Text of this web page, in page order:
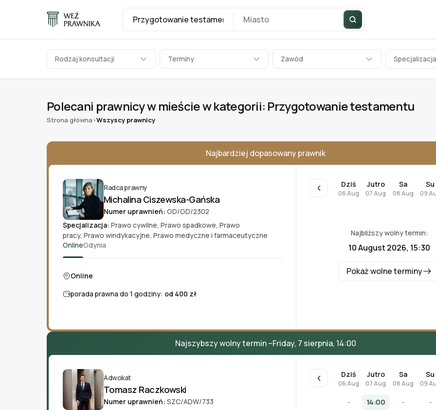
Rodzaj konsultacji Terminy Zawód Specjalizacja
Polecani prawnicy w mieście w kategorii: Przygotowanie testamentu
Strona główna>Wszyscy prawnicy
Najbardziej dopasowany prawnik
Radca prawny
Michalina Ciszewska-Gańska
Numer uprawnień: GD/GD/2302
Specjalizacja: Prawo cywilne, Prawo spadkowe, Prawo
pracy, Prawo windykacyjne, Prawo medyczne i farmaceutyczne
OnlineGdynia
Online
porada prawna do 1 godziny: od 400 zł
Najbliższy wolny termin:
10 August 2026, 15:30
Pokaż wolne terminy
Dziś
06 Aug
Jutro
07 Aug
Sa
08 Aug
Su
09
Najszybszy wolny termin –Friday, 7 sierpnia, 14:00
Adwokat
Tomasz Raczkowski
Numer uprawnień: SZC/ADW/733
Dziś
06 Aug
-
Jutro
07 Aug
14:00
Sa
08 Aug
-
Su
09
-